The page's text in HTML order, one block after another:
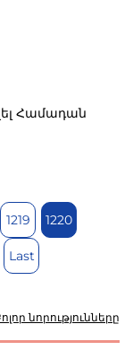
Համադան
1219 1220
Last
նորությունները